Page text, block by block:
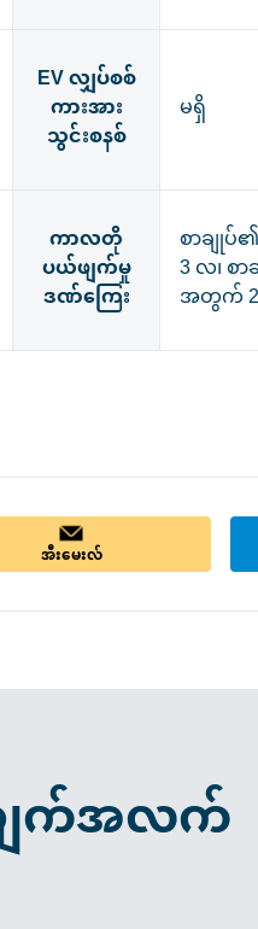
EV လျှပ်စစ်
ကားအား
သွင်းစနစ်
မရှိ
ကာလတို
ပယ်ဖျက်မှု
ဒဏ်ကြေး
စာချု
3 လ၊ စ
အတွက်
အီးမေးလ်
ျက်အလက်